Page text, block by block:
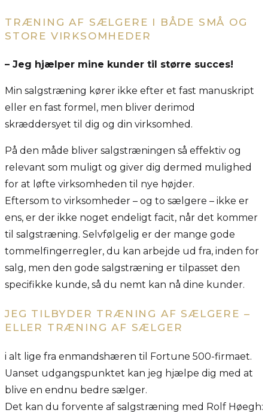
TRÆNING AF SÆLGERE I BÅDE SMÅ OG
STORE VIRKSOMHEDER
– Jeg hjælper mine kunder til større succes!
Min salgstræning kører ikke efter et fast manuskript
eller en fast formel, men bliver derimod
skræddersyet til dig og din virksomhed.
På den måde bliver salgstræningen så effektiv og
relevant som muligt og giver dig dermed mulighed
for at løfte virksomheden til nye højder.
Eftersom to virksomheder – og to sælgere – ikke er
ens, er der ikke noget endeligt facit, når det kommer
til salgstræning. Selvfølgelig er der mange gode
tommelfingerregler, du kan arbejde ud fra, inden for
salg, men den gode salgstræning er tilpasset den
specifikke kunde, så du nemt kan nå dine kunder.
JEG TILBYDER TRÆNING AF SÆLGERE –
ELLER TRÆNING AF SÆLGER
i alt lige fra enmandshæren til Fortune 500-firmaet.
Uanset udgangspunktet kan jeg hjælpe dig med at
blive en endnu bedre sælger.
Det kan du forvente af salgstræning med Rolf Høegh: